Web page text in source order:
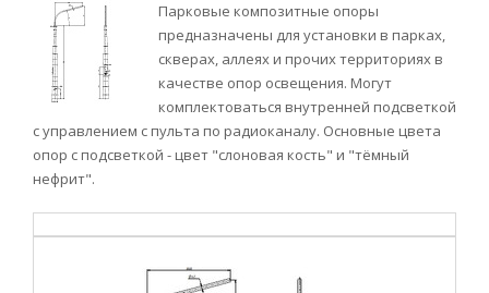
Парковые композитные опоры
предназначены для установки в парках,
скверах, аллеях и прочих территориях в
качестве опор освещения. Могут
комплектоваться внутренней подсветкой
с управлением с пульта по радиоканалу. Основные цвета
опор c подсветкой - цвет "слоновая кость" и "тёмный
нефрит".